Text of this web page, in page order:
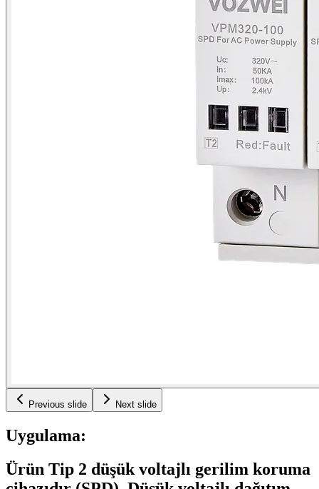
Previous slide Next slide
Uygulama:
Ürün Tip 2 düşük voltajlı gerilim koruma